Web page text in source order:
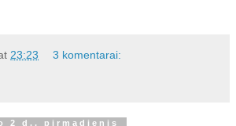
23:23 3 komentarai:
2 d., pirmadienis